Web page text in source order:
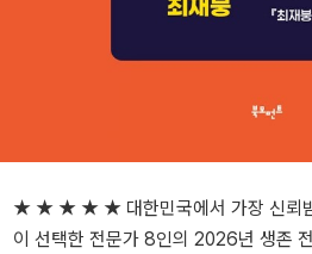
★ ★ ★ ★ ★ 대한민국에서 가장 신뢰
이 선택한 전문가 8인의 2026년 생존 전략 경제 전쟁 최전선,